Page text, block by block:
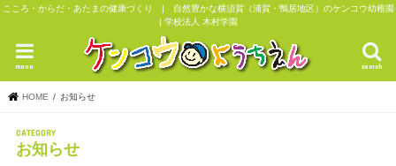
こころ・からだ・あたまの健康づくり | 自然豊かな横須賀（浦賀・鴨居地区）のケンコウ幼稚園
| 学校法人 木村学園
search
menu
HOME お知らせ
お知らせ